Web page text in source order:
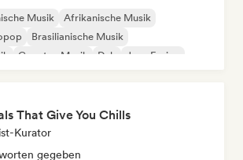
Musik
Afrikanische Musik
Brasilianische Musik
Country-Musik Dub Jazz-Fusion
That Give You Chills
Kurator
gegeben